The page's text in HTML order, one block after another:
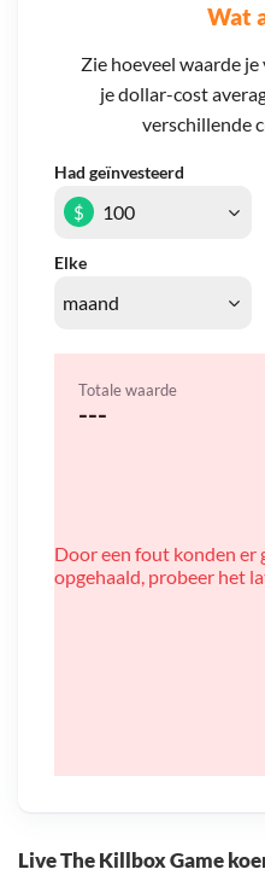
Live The Killbox Game
Wat
Zie hoeveel waarde
je dollar-cost
verschillende
Had geïnvesteerd
Elke
$
Totale waarde
---
Door een fout konden er
opgehaald, probeer het